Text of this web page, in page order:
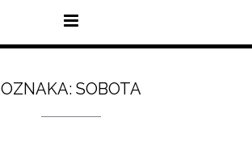
OZNAKA: SOBOTA